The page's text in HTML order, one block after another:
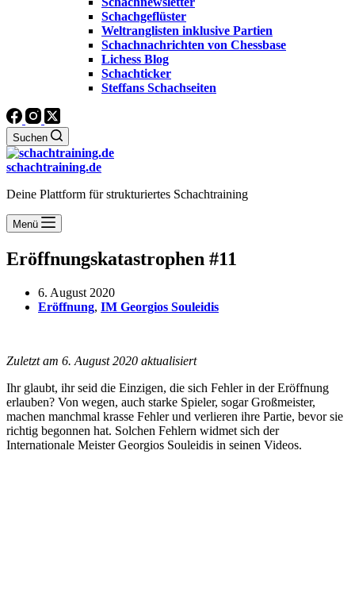
Schachgeflüster
Weltranglisten inklusive Partien
Schachnachrichten von Chessbase
Lichess Blog
Schachticker
Steffans Schachseiten
Suchen
schachtraining.de
Deine Plattform für strukturiertes Schachtraining
Menü
Eröffnungskatastrophen #11
6. August 2020
Eröffnung, IM Georgios Souleidis
Zuletzt am 6. August 2020 aktualisiert
Ihr glaubt, ihr seid die Einzigen, die sich Fehler in der Eröffnung
erlauben? Von wegen, auch starke Spieler, sogar Großmeister,
machen manchmal krasse Fehler und verlieren ihre Partie, bevor sie
richtig begonnen hat. Solchen Fehlern widmet sich der
Internationale Meister Georgios Souleidis in seinen Videos.